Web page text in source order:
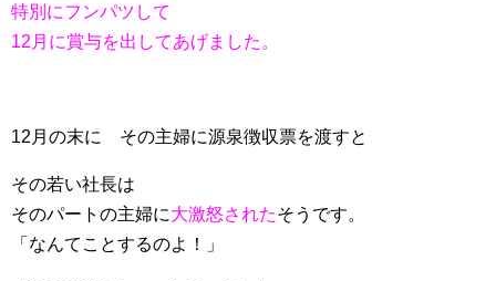
特別にフンパツして
12月に賞与を出してあげました。
12月の末に その主婦に源泉徴収票を渡すと
その若い社長は
そのパートの主婦に大激怒されたそうです。
「なんてことするのよ！」